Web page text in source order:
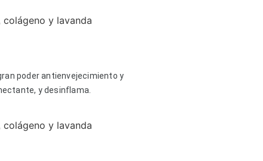
poder antienvejecimiento y
y desinflama.